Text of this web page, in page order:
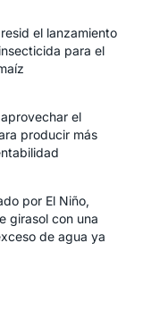
el lanzamiento
para el
el
producir más
por El Niño,
girasol con una
de agua ya